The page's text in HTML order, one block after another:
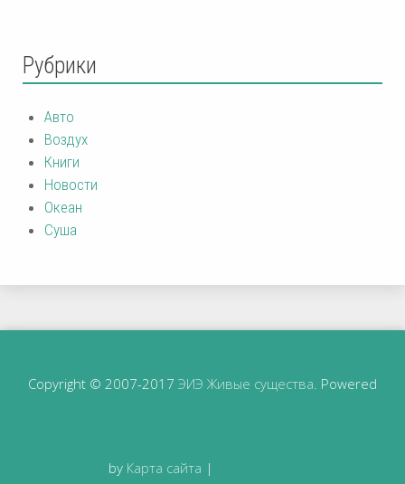
Рубрики
Авто
Воздух
Книги
Новости
Океан
Суша
Copyright © 2007-2017 ЭИЭ Живые существа . Powered
by Карта сайта |